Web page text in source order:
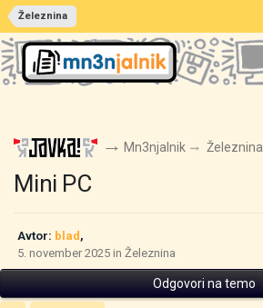
Železnina
Mn3njalnik Železnina
Mini PC
Avtor: blad ,
5. november 2025 in Železnina
Odgovori na temo